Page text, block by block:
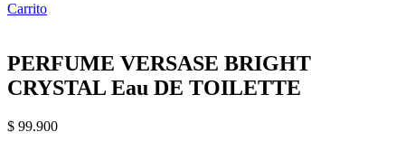
Carrito
PERFUME VERSASE BRIGHT
CRYSTAL Eau DE TOILETTE
$ 99.900